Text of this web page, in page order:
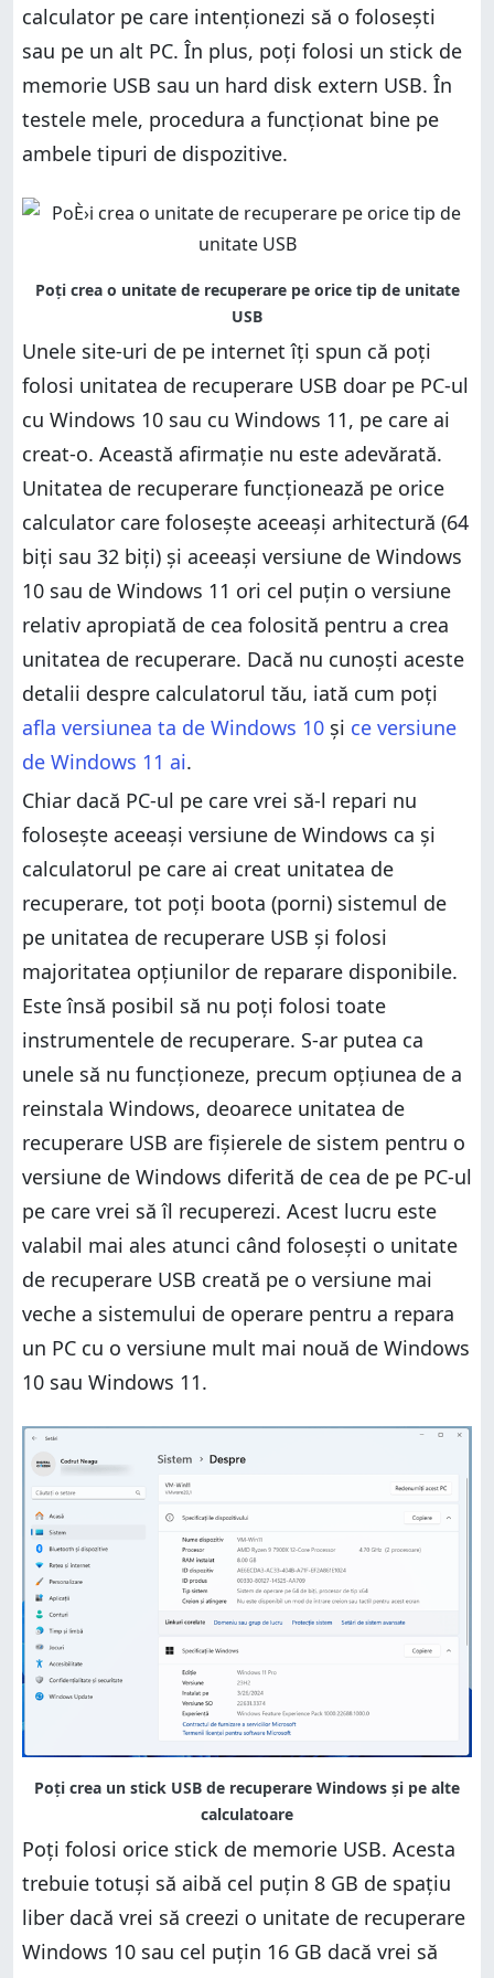
Windows
Cum folosești unitatea de recuperare USB pentru
Windows
Ai reușit să creezi un stick de recuperare USB
bootabil pentru Windows?
Cum creezi o unitate de recuperare USB pentru
Windows
Cum folosești unitatea de recuperare USB pentru
Windows
Ai reușit să creezi un stick de recuperare USB
bootabil pentru Windows?
calculator pe care intenționezi să o folosești
sau pe un alt PC. În plus, poți folosi un stick de
memorie USB sau un hard disk extern USB. În
testele mele, procedura a funcționat bine pe
ambele tipuri de dispozitive.
Unele site-uri de pe internet îți spun că poți
folosi unitatea de recuperare USB doar pe PC-ul
cu Windows 10 sau cu Windows 11, pe care ai
creat-o. Această afirmație nu este adevărată.
Unitatea de recuperare funcționează pe orice
calculator care folosește aceeași arhitectură (64
biți sau 32 biți) și aceeași versiune de Windows
10 sau de Windows 11 ori cel puțin o versiune
relativ apropiată de cea folosită pentru a crea
unitatea de recuperare. Dacă nu cunoști aceste
detalii despre calculatorul tău, iată cum poți
afla versiunea ta de Windows 10 și ce versiune
de Windows 11 ai.
Chiar dacă PC-ul pe care vrei să-l repari nu
folosește aceeași versiune de Windows ca și
calculatorul pe care ai creat unitatea de
recuperare, tot poți boota (porni) sistemul de
pe unitatea de recuperare USB și folosi
majoritatea opțiunilor de reparare disponibile.
Este însă posibil să nu poți folosi toate
instrumentele de recuperare. S-ar putea ca
unele să nu funcționeze, precum opțiunea de a
reinstala Windows, deoarece unitatea de
recuperare USB are fișierele de sistem pentru o
versiune de Windows diferită de cea de pe PC-ul
pe care vrei să îl recuperezi. Acest lucru este
valabil mai ales atunci când folosești o unitate
de recuperare USB creată pe o versiune mai
veche a sistemului de operare pentru a repara
un PC cu o versiune mult mai nouă de Windows
10 sau Windows 11.
Poți folosi orice stick de memorie USB. Acesta
trebuie totuși să aibă cel puțin 8 GB de spațiu
liber dacă vrei să creezi o unitate de recuperare
Windows 10 sau cel puțin 16 GB dacă vrei să